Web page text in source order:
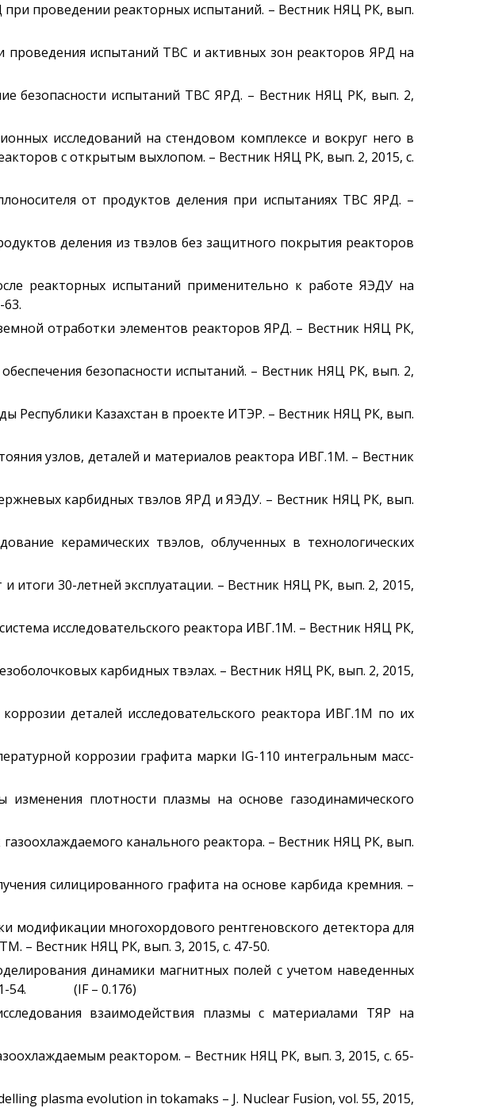
Гостиница «Маяк»
Экcпертиза безопасности
Транспортировка ЯМ,
ИИИ, РВ, РАО
Дезактивация
архитектуры,
градостроительства и
Использование атомной
Прекурсоры
Почта
проведении реакторных испытаний. – Вестник НЯЦ РК, вып.
проведения испытаний ТВС и активных зон реакторов ЯРД на
безопасности испытаний ТВС ЯРД. – Вестник НЯЦ РК, вып. 2,
исследований на стендовом комплексе и вокруг него в
с открытым выхлопом. – Вестник НЯЦ РК, вып. 2, 2015, с.
от продуктов деления при испытаниях ТВС ЯРД. –
деления из твэлов без защитного покрытия реакторов
реакторных испытаний применительно к работе ЯЭДУ на
отработки элементов реакторов ЯРД. – Вестник НЯЦ РК,
безопасности испытаний. – Вестник НЯЦ РК, вып. 2,
Республики Казахстан в проекте ИТЭР. – Вестник НЯЦ РК, вып.
узлов, деталей и материалов реактора ИВГ.1М. – Вестник
карбидных твэлов ЯРД и ЯЭДУ. – Вестник НЯЦ РК, вып.
керамических твэлов, облученных в технологических
30-летней эксплуатации. – Вестник НЯЦ РК, вып. 2, 2015,
исследовательского реактора ИВГ.1М. – Вестник НЯЦ РК,
карбидных твэлах. – Вестник НЯЦ РК, вып. 2, 2015,
деталей исследовательского реактора ИВГ.1М по их
коррозии графита марки IG-110 интегральным масс-
плотности плазмы на основе газодинамического
канального реактора. – Вестник НЯЦ РК, вып.
силицированного графита на основе карбида кремния. –
многохордового рентгеновского детектора для
– Вестник НЯЦ РК, вып. 3, 2015, с. 47-50.
динамики магнитных полей с учетом наведенных
51-54. (IF – 0.176)
взаимодействия плазмы с материалами ТЯР на
реактором. – Вестник НЯЦ РК, вып. 3, 2015, с. 65-
plasma evolution in tokamaks – J. Nuclear Fusion, vol. 55, 2015,